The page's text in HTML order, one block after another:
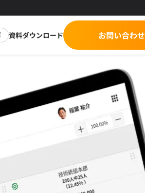
資料ダウンロード お問い合わせ